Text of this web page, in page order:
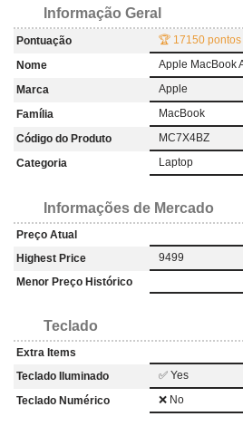
Informação Geral
Pontuação
🏆 17150 pontos
Nome
Apple MacBook
Marca
Apple
Família
MacBook
Código do Produto
MC7X4BZ
Categoria
Laptop
Informações de Mercado
Preço Atual
Highest Price
9499
Menor Preço Histórico
Teclado
Extra Items
Teclado Iluminado
✅ Yes
Teclado Numérico
❌ No